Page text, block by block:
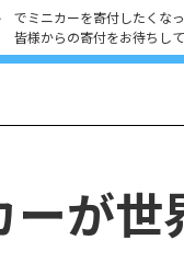
でミニカーを寄付したくな
皆様からの寄付をお待ちして
ーが世